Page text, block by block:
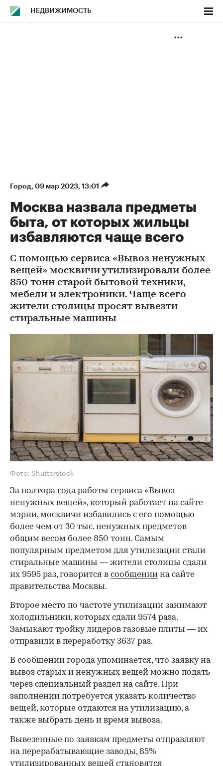
НЕДВИЖИМОСТЬ
Город⁠, 09 мар 2023, 13:01
Москва назвала предметы
быта, от которых жильцы
избавляются чаще всего
С помощью сервиса «Вывоз ненужных
вещей» москвичи утилизировали более
850 тонн старой бытовой техники,
мебели и электроники. Чаще всего
жители столицы просят вывезти
стиральные машины
Фото: Shutterstock
За полтора года работы сервиса «Вывоз
ненужных вещей», который работает на сайте
мэрии, москвичи избавились с его помощью
более чем от 30 тыс. ненужных предметов
общим весом более 850 тонн. Самым
популярным предметом для утилизации стали
стиральные машины — жители столицы сдали
их 9595 раз, говорится в сообщении на сайте
правительства Москвы.
Второе место по частоте утилизации занимают
холодильники, которых сдали 9574 раза.
Замыкают тройку лидеров газовые плиты — их
отправили в переработку 3637 раз.
В сообщении города упоминается, что заявку на
вывоз старых и ненужных вещей можно подать
через специальный раздел на сайте. При
заполнении потребуется указать количество
вещей, которые отдаются на утилизацию, а
также выбрать день и время вывоза.
Вывезенные по заявкам предметы отправляют
на перерабатывающие заводы, 85%
утилизированных вещей становятся